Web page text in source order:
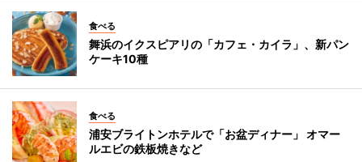
食べる
舞浜のイクスピアリの「カフェ・カイラ」、新パン
ケーキ10種
食べる
浦安ブライトンホテルで「お盆ディナー」 オマー
ルエビの鉄板焼きなど